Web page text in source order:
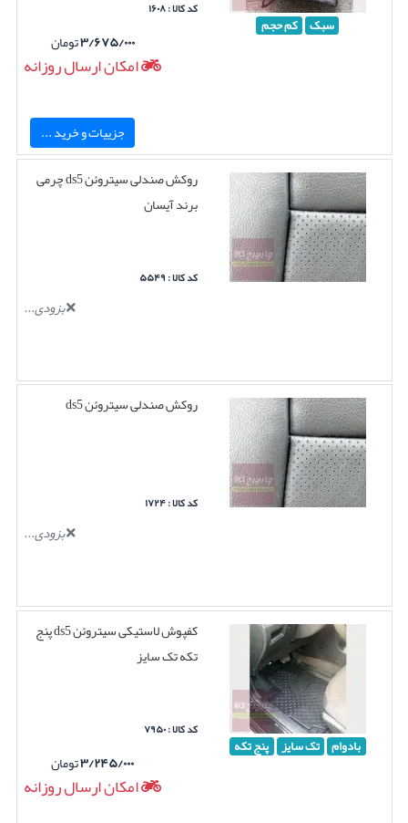
سبک کم حجم
کد کالا : ۱۶۰۸
۳/۶۷۵/۰۰۰تومان
امکان ارسال روزانه
جزییات و خرید ...
روکش صندلی سیتروئن ds5 چرمی
برند آیسان
کد کالا : ۵۵۴۹
بزودی...
روکش صندلی سیتروئن ds5
کد کالا : ۱۷۲۴
بزودی...
بادوام تک سایز پنج تکه
کفپوش لاستیکی سیتروئن ds5 پنج
تکه تک سایز
کد کالا : ۷۹۵۰
۳/۲۴۵/۰۰۰تومان
امکان ارسال روزانه